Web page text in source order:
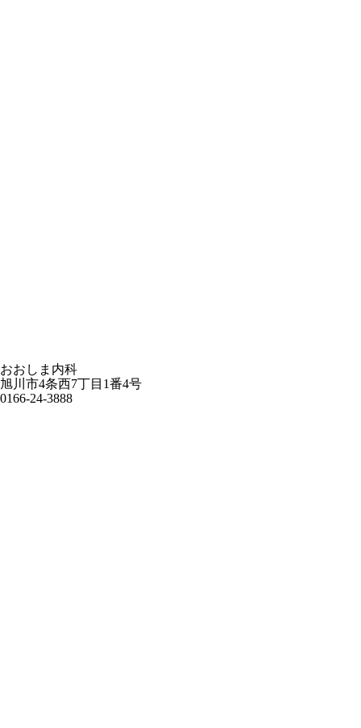
おおしま内科
旭川市4条西7丁目1番4号
0166-24-3888